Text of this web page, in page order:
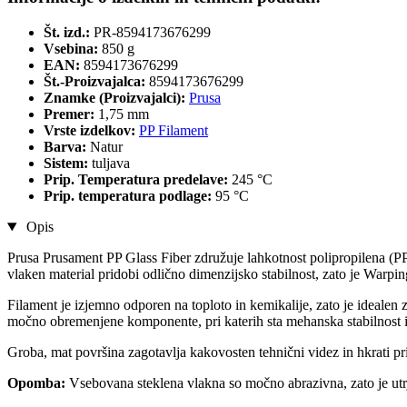
Št. izd.: PR-8594173676299
Vsebina: 850 g
EAN: 8594173676299
Št.-Proizvajalca: 8594173676299
Znamke (Proizvajalci): Prusa
Premer: 1,75 mm
Vrste izdelkov: PP Filament
Barva: Natur
Sistem: tuljava
Prip. Temperatura predelave: 245 °C
Prip. temperatura podlage: 95 °C
Opis
Prusa Prusament PP Glass Fiber združuje lahkotnost polipropilena
vlaken material pridobi odlično dimenzijsko stabilnost, zato je
Filament je izjemno odporen na toploto in kemikalije, zato je
močno obremenjene komponente, pri katerih sta mehanska
Groba, mat površina zagotavlja kakovosten tehnični videz in hkrati
Opomba: Vsebovana steklena vlakna so močno abrazivna, zato je